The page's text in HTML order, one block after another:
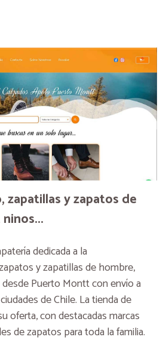
zapatillas y zapatos de
dedicada a la
y zapatillas de hombre,
Puerto Montt con envío a
de Chile. La tienda de
oferta, con destacadas marcas
de zapatos para toda la familia.